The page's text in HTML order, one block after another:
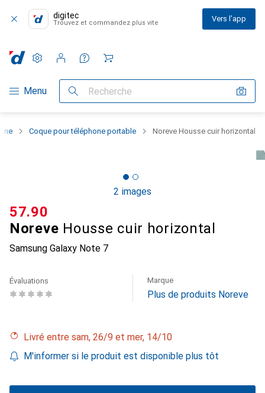
digitec
Trouvez et commandez plus vite Vers l'app
Navigation par catégorie
Menu Recherche
Paramètres
Compte client
Listes de comparaison
Listes d'envies
Panier
Coque pour téléphone portable Noreve Housse cuir horizontal
2 images
Noreve Housse cuir horizontal
Samsung Galaxy Note 7
CHF
57.90
Évaluations Marque
Plus de produits Noreve
Livré entre sam, 26/9 et mer, 14/10
M'informer si le produit est disponible plus tôt